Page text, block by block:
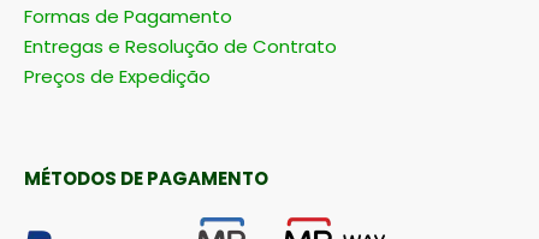
Formas de Pagamento
Entregas e Resolução de Contrato
Preços de Expedição
MÉTODOS DE PAGAMENTO